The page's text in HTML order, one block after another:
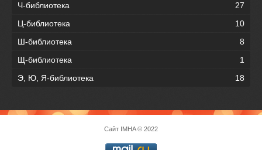
Ч-библиотека
27
Ц-библиотека
10
Ш-библиотека
8
Щ-библиотека
1
Э, Ю, Я-библиотека
18
Сайт IMHA© 2022